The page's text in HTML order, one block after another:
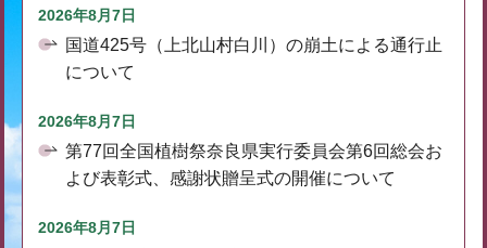
2026年8月7日
国道425号（上北山村白川）の崩土による通行止
について
2026年8月7日
第77回全国植樹祭奈良県実行委員会第6回総会お
よび表彰式、感謝状贈呈式の開催について
2026年8月7日